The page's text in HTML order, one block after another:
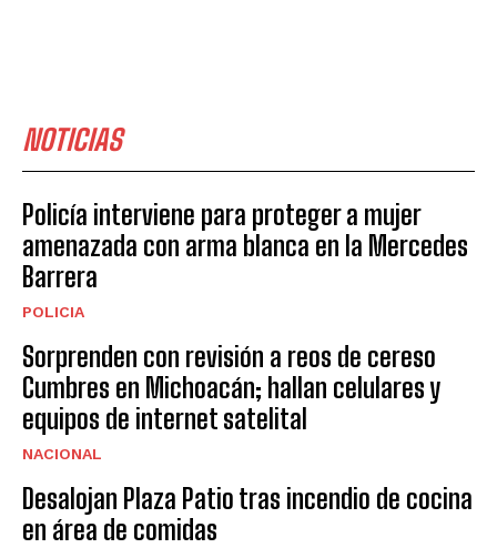
NOTICIAS
Policía interviene para proteger a mujer
amenazada con arma blanca en la Mercedes
Barrera
POLICIA
Sorprenden con revisión a reos de cereso
Cumbres en Michoacán; hallan celulares y
equipos de internet satelital
NACIONAL
Desalojan Plaza Patio tras incendio de cocina
en área de comidas